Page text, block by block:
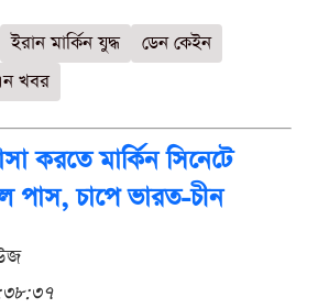
ইরান মার্কিন যুদ্ধ
ডেন কেইন
খবর
করতে মার্কিন সিনেটে
পাস, চাপে ভারত-চীন